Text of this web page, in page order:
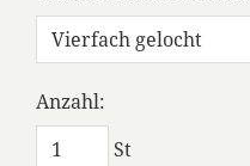
Anzahl:
St